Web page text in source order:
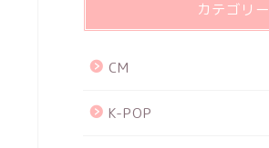
カテゴリー
CM
K-POP